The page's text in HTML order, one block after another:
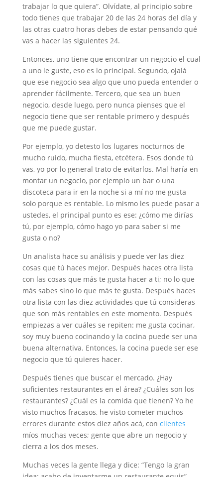
trabajar lo que quiera”. Olvídate, al principio sobre
todo tienes que trabajar 20 de las 24 horas del día y
las otras cuatro horas debes de estar pensando qué
vas a hacer las siguientes 24.
Entonces, uno tiene que encontrar un negocio el cual
a uno le guste, eso es lo principal. Segundo, ojalá
que ese negocio sea algo que uno pueda entender o
aprender fácilmente. Tercero, que sea un buen
negocio, desde luego, pero nunca pienses que el
negocio tiene que ser rentable primero y después
que me puede gustar.
Por ejemplo, yo detesto los lugares nocturnos de
mucho ruido, mucha fiesta, etcétera. Esos donde tú
vas, yo por lo general trato de evitarlos. Mal haría en
montar un negocio, por ejemplo un bar o una
discoteca para ir en la noche si a mí no me gusta
solo porque es rentable. Lo mismo les puede pasar a
ustedes, el principal punto es ese: ¿cómo me dirías
tú, por ejemplo, cómo hago yo para saber si me
gusta o no?
Un analista hace su análisis y puede ver las diez
cosas que tú haces mejor. Después haces otra lista
con las cosas que más te gusta hacer a ti; no lo que
más sabes sino lo que más te gusta. Después haces
otra lista con las diez actividades que tú consideras
que son más rentables en este momento. Después
empiezas a ver cuáles se repiten: me gusta cocinar,
soy muy bueno cocinando y la cocina puede ser una
buena alternativa. Entonces, la cocina puede ser ese
negocio que tú quieres hacer.
Después tienes que buscar el mercado. ¿Hay
suficientes restaurantes en el área? ¿Cuáles son los
restaurantes? ¿Cuál es la comida que tienen? Yo he
visto muchos fracasos, he visto cometer muchos
errores durante estos diez años acá, con clientes
míos muchas veces; gente que abre un negocio y
cierra a los dos meses.
Muchas veces la gente llega y dice: “Tengo la gran